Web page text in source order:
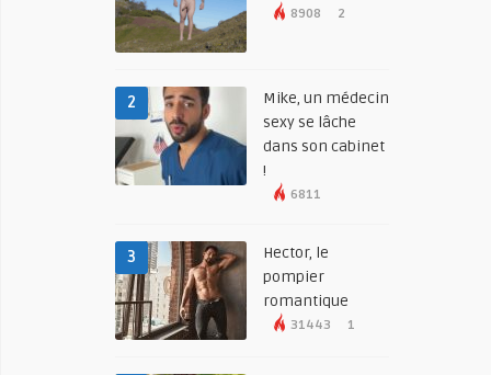
8908 2
2
Mike, un médecin
sexy se lâche
dans son cabinet
!
6811
3
Hector, le
pompier
romantique
31443 1